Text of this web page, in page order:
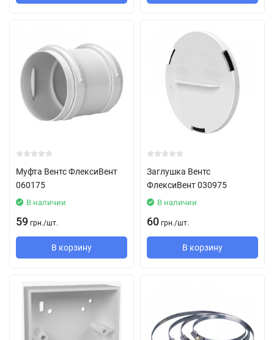
Муфта Вентс ФлексиВент
060175
В наличии
59 грн./шт.
В корзину
Заглушка Вентс
ФлексиВент 030975
В наличии
60 грн./шт.
В корзину